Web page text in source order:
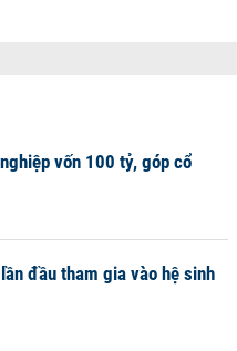
vốn 100 tỷ, góp cổ
đầu tham gia vào hệ sinh